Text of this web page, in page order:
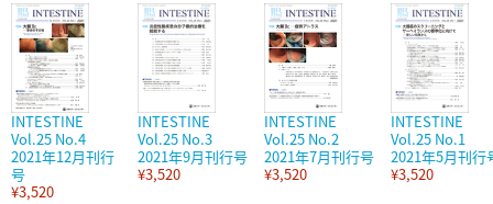
INTESTINE
Vol.25 No.4
2021年12月刊行
号
¥3,520
INTESTINE
Vol.25 No.3
2021年9月刊行号
¥3,520
INTESTINE
Vol.25 No.2
2021年7月刊行号
¥3,520
INTESTINE
Vol.25 No.1
2021年5月刊行
¥3,520